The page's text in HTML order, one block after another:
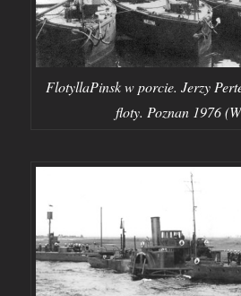
FlotyllaPinsk w porcie. Jerzy
floty. Poznan 1976